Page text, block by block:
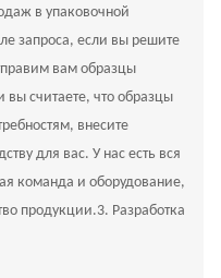
в упаковочной
запроса, если вы решите
вам образцы
вы считаете, что образцы
внесите
для вас. У нас есть вся
команда и оборудование,
продукции.3. Разработка